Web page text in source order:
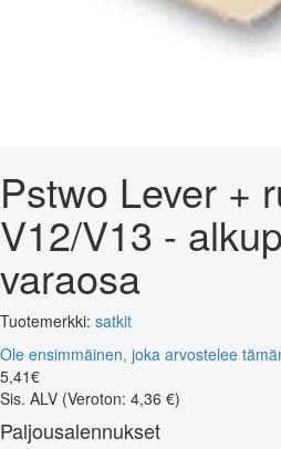
Pstwo Lever +
V12/V13 -
varaosa
Tuotemerkki: satkit
Ole ensimmäinen, joka arvostelee
5,41€
Sis. ALV (Veroton: 4,36 €)
Paljousalennukset